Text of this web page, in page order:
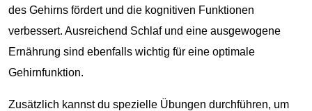
des Gehirns fördert und die kognitiven Funktionen
verbessert. Ausreichend Schlaf und eine ausgewogene
Ernährung sind ebenfalls wichtig für eine optimale
Gehirnfunktion.
Zusätzlich kannst du spezielle Übungen durchführen, um